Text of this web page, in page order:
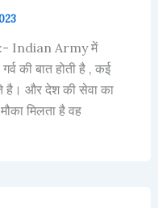
Indian Army में
की बात होती है , कई
है। और देश की सेवा का
मिलता है वह